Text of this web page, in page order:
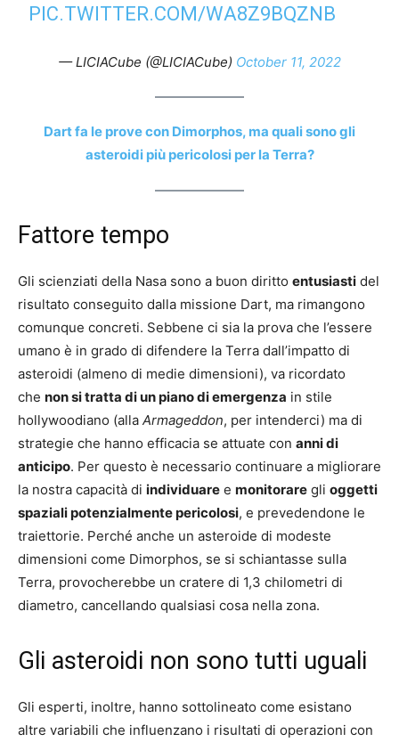
PIC.TWITTER.COM/WA8Z9BQZNB
— LICIACube (@LICIACube) October 11, 2022
Dart fa le prove con Dimorphos, ma quali sono gli
asteroidi più pericolosi per la Terra?
Fattore tempo
Gli scienziati della Nasa sono a buon diritto entusiasti del
risultato conseguito dalla missione Dart, ma rimangono
comunque concreti. Sebbene ci sia la prova che l’essere
umano è in grado di difendere la Terra dall’impatto di
asteroidi (almeno di medie dimensioni), va ricordato
che non si tratta di un piano di emergenza in stile
hollywoodiano (alla Armageddon, per intenderci) ma di
strategie che hanno efficacia se attuate con anni di
anticipo. Per questo è necessario continuare a migliorare
la nostra capacità di individuare e monitorare gli oggetti
spaziali potenzialmente pericolosi, e prevedendone le
traiettorie. Perché anche un asteroide di modeste
dimensioni come Dimorphos, se si schiantasse sulla
Terra, provocherebbe un cratere di 1,3 chilometri di
diametro, cancellando qualsiasi cosa nella zona.
Gli asteroidi non sono tutti uguali
Gli esperti, inoltre, hanno sottolineato come esistano
altre variabili che influenzano i risultati di operazioni con